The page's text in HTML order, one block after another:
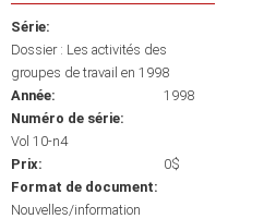
Série:
Dossier : Les activités des
groupes de travail en 1998
Année:
1998
Numéro de série:
Vol 10-n4
Prix:
0$
Format de document:
Nouvelles/information